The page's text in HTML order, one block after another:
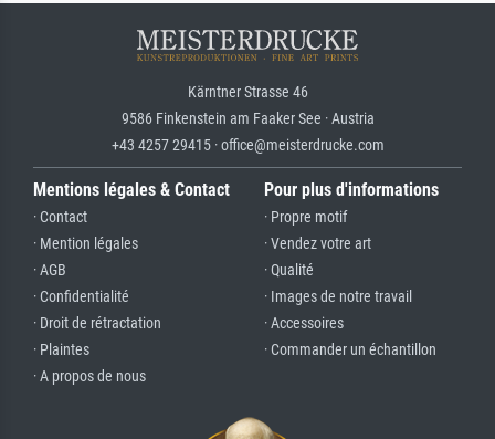
Kärntner Strasse 46
9586 Finkenstein am Faaker See · Austria
+43 4257 29415 · office@meisterdrucke.com
Mentions légales & Contact
· Contact
· Mention légales
· AGB
· Confidentialité
· Droit de rétractation
· Plaintes
· A propos de nous
Pour plus d'informations
· Propre motif
· Vendez votre art
· Qualité
· Images de notre travail
· Accessoires
· Commander un échantillon